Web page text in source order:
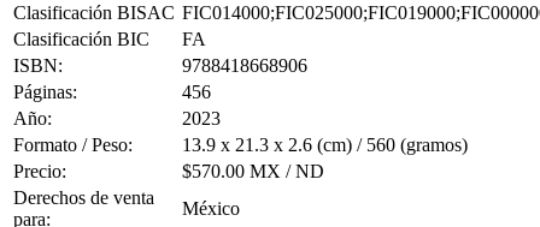
Clasificación BISAC
Clasificación BIC
FA
ISBN:
9788418668906
Páginas:
456
Año:
2023
Formato / Peso:
13.9 x 21.3 x 2.6 (cm) / 560 (gramos)
Precio:
$570.00 MX / ND
Derechos de venta
para:
México